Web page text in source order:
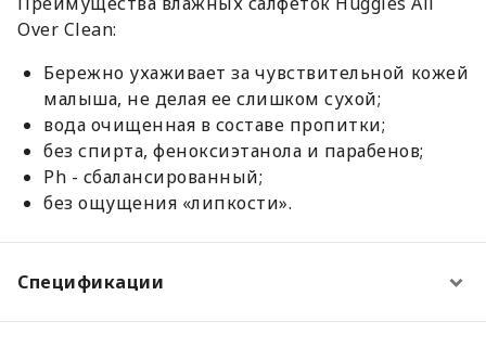
Over Clean:
Бережно ухаживает за чувствительной кожей
малыша, не делая ее слишком сухой;
вода очищенная в составе пропитки;
без спирта, феноксиэтанола и парабенов;
Ph - сбалансированный;
без ощущения «липкости».
Спецификации